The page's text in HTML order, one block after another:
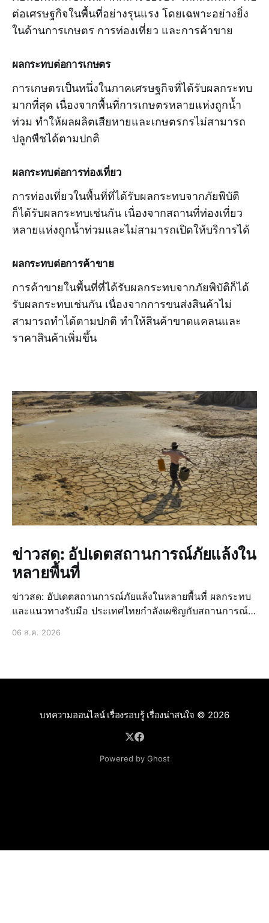
ต่อเศรษฐกิจในพื้นที่อย่างรุนแรง โดยเฉพาะอย่างยิ่ง
ในด้านการเกษตร การท่องเที่ยว และการค้าขาย
ผลกระทบต่อการเกษตร
การเกษตรเป็นหนึ่งในภาคเศรษฐกิจที่ได้รับผลกระทบ
มากที่สุด เนื่องจากพื้นที่การเกษตรหลายแห่งถูกน้ำ
ท่วม ทำให้ผลผลิตเสียหายและเกษตรกรไม่สามารถ
ปลูกพืชได้ตามปกติ
ผลกระทบต่อการท่องเที่ยว
การท่องเที่ยวในพื้นที่ที่ได้รับผลกระทบจากภัยพิบัติ
ก็ได้รับผลกระทบเช่นกัน เนื่องจากสถานที่ท่องเที่ยว
หลายแห่งถูกน้ำท่วมและไม่สามารถเปิดให้บริการได้
ผลกระทบต่อการค้าขาย
การค้าขายในพื้นที่ที่ได้รับผลกระทบจากภัยพิบัติก็ได้
รับผลกระทบเช่นกัน เนื่องจากการขนส่งสินค้าไม่
สามารถทำได้ตามปกติ ทำให้สินค้าขาดแคลนและ
ราคาสินค้าเพิ่มขึ้น
ข่าวสด: อัปเดตสถานการณ์ภัยแล้งใน
หลายพื้นที่
ข่าวสด: อัปเดตสถานการณ์ภัยแล้งในหลายพื้นที่ ผลกระทบ
และแนวทางรับมือ ประเทศไทยกำลังเผชิญกับสถานการณ์
06 ส.ค. 2026
บทความออนไลน์ เรื่องรอบรู้ เรื่องน่าสนใจ © 2026
Powered by Ghost